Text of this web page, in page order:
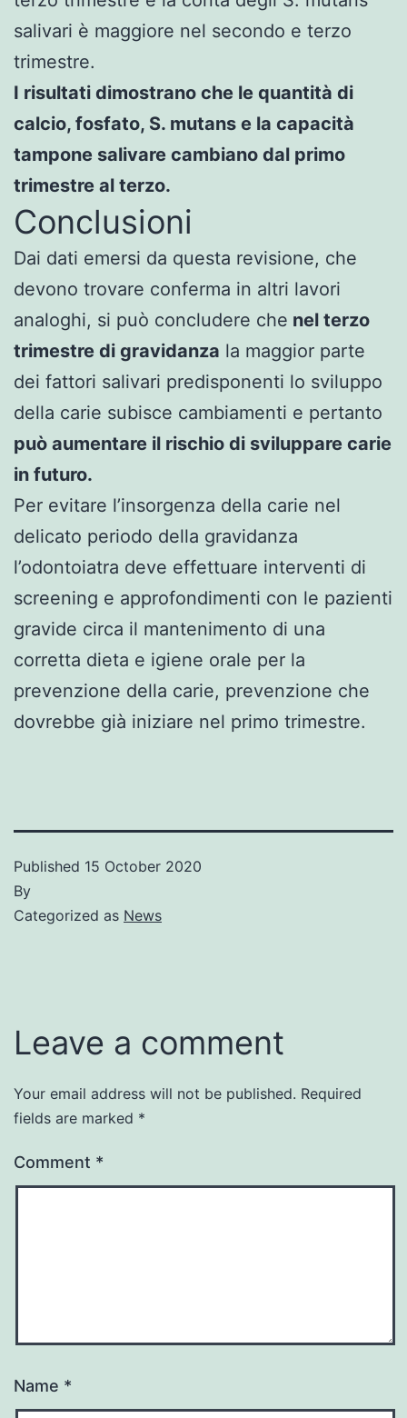
salivari è maggiore nel secondo e terzo
trimestre.
I risultati dimostrano che le quantità di
calcio, fosfato, S. mutans e la capacità
tampone salivare cambiano dal primo
trimestre al terzo.
Conclusioni
Dai dati emersi da questa revisione, che
devono trovare conferma in altri lavori
analoghi, si può concludere che nel terzo
trimestre di gravidanza la maggior parte
dei fattori salivari predisponenti lo sviluppo
della carie subisce cambiamenti e pertanto
può aumentare il rischio di sviluppare carie
in futuro.
Per evitare l’insorgenza della carie nel
delicato periodo della gravidanza
l’odontoiatra deve effettuare interventi di
screening e approfondimenti con le pazienti
gravide circa il mantenimento di una
corretta dieta e igiene orale per la
prevenzione della carie, prevenzione che
dovrebbe già iniziare nel primo trimestre.
Published 15 October 2020
By
Categorized as News
Leave a comment
Your email address will not be published. Required
fields are marked *
Comment *
Name *